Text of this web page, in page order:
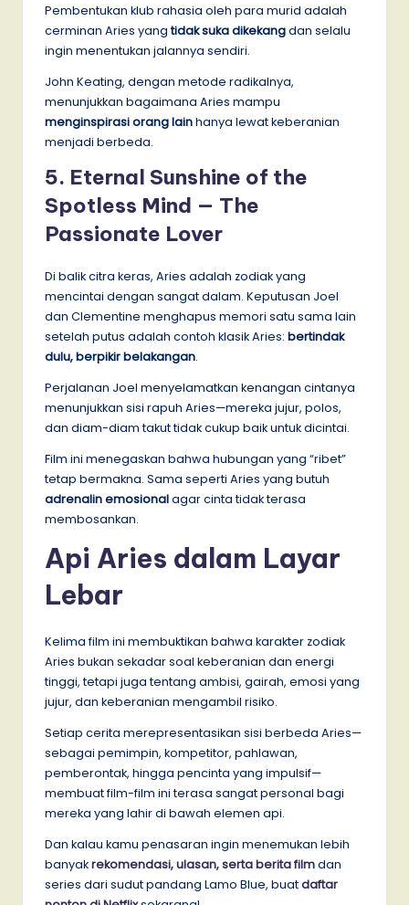
Pembentukan klub rahasia oleh para murid adalah
cerminan Aries yangtidak suka dikekangdan selalu
ingin menentukan jalannya sendiri.
John Keating, dengan metode radikalnya,
menunjukkan bagaimana Aries mampu
menginspirasi orang lainhanya lewat keberanian
menjadi berbeda.
5. Eternal Sunshine of the
Spotless Mind — The
Passionate Lover
Di balik citra keras, Aries adalah zodiak yang
mencintai dengan sangat dalam. Keputusan Joel
dan Clementine menghapus memori satu sama lain
setelah putus adalah contoh klasik Aries: bertindak
dulu, berpikir belakangan.
Perjalanan Joel menyelamatkan kenangan cintanya
menunjukkan sisi rapuh Aries—mereka jujur, polos,
dan diam-diam takut tidak cukup baik untuk dicintai.
Film ini menegaskan bahwa hubungan yang “ribet”
tetap bermakna. Sama seperti Aries yang butuh
adrenalin emosionalagar cinta tidak terasa
membosankan.
Api Aries dalam Layar
Lebar
Kelima film ini membuktikan bahwa karakter zodiak
Aries bukan sekadar soal keberanian dan energi
tinggi, tetapi juga tentang ambisi, gairah, emosi yang
jujur, dan keberanian mengambil risiko.
Setiap cerita merepresentasikan sisi berbeda Aries—
sebagai pemimpin, kompetitor, pahlawan,
pemberontak, hingga pencinta yang impulsif—
membuat film-film ini terasa sangat personal bagi
mereka yang lahir di bawah elemen api.
Dan kalau kamu penasaran ingin menemukan lebih
banyakrekomendasi, ulasan, serta berita filmdan
series dari sudut pandang Lamo Blue, buatdaftar